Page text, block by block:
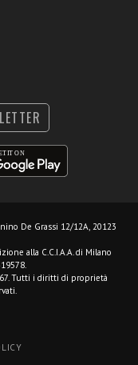
De Grassi 12/12A, 20123
alla C.C.I.A.A. di Milano
Tutti i diritti di proprietà